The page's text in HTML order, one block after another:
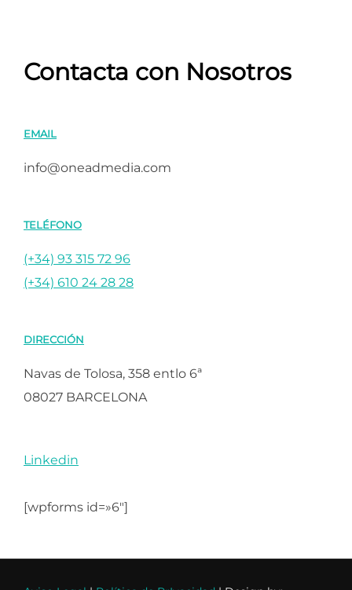
Contacta con Nosotros
EMAIL
info@oneadmedia.com
TELÉFONO
(+34) 93 315 72 96
(+34) 610 24 28 28
DIRECCIÓN
Navas de Tolosa, 358 entlo 6ª
08027 BARCELONA
Linkedin
[wpforms id=»6″]